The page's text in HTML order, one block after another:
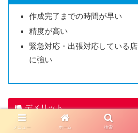
作成完了までの時間が早い
精度が高い
緊急対応・出張対応している
に強い
デメリット
一部のディンプルキーは店舗
メニュー ホーム 検索